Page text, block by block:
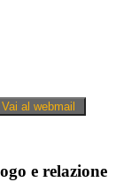
e relazione